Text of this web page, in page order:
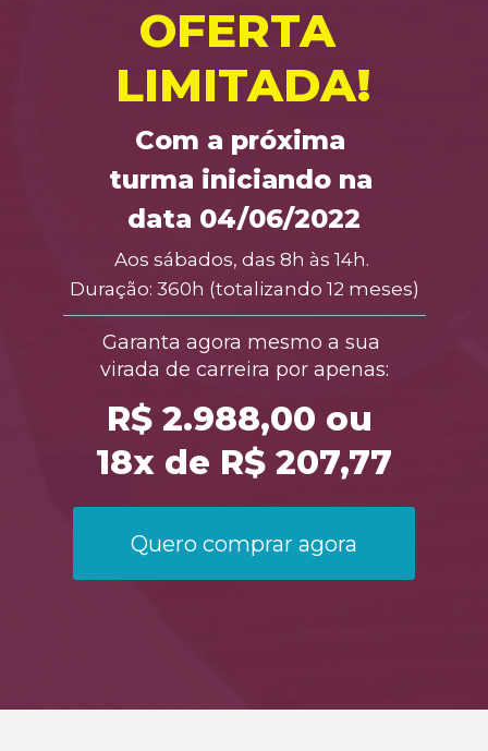
OFERTA
LIMITADA!
Aos sábados, das 8h às 14h.
Duração: 360h (totalizando 12 meses)
Com a próxima
turma iniciando na
data 04/06/2022
Garanta agora mesmo a sua
virada de carreira por apenas:
R$ 2.988,00 ou
18x de R$ 207,77
Quero comprar agora